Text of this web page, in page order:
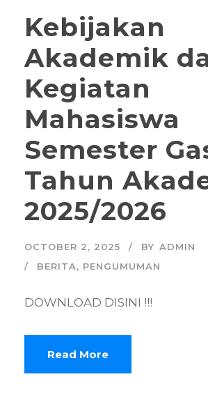
Kebijakan
Akademik
Kegiatan
Mahasiswa
Semester
Tahun
2025/2026
OCTOBER 2, 2025 BY ADMIN
BERITA, PENGUMUMAN
DOWNLOAD DISINI !!!
Read More